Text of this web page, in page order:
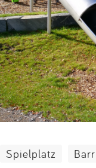
Spielplatz